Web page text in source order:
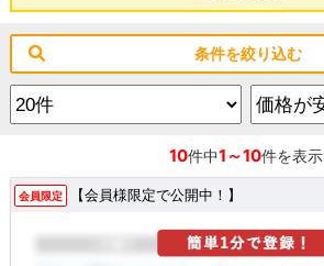
条件を絞り込む
10件中1～10件を表示
会員限定 【会員様限定で公開中！】